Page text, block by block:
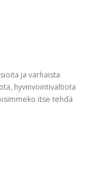
ja varhaista
hyvinvointivaltiota
itse tehdä